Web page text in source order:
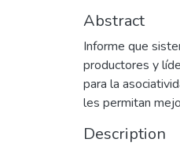
Abstract
Informe que
productores y
para la
les permitan
Description